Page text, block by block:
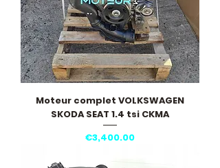
Moteur complet VOLKSWAGEN
SKODA SEAT 1.4 tsi CKMA
Price
€3,400.00